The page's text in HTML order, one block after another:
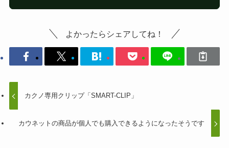
よかったらシェアしてね！
カクノ専用クリップ「SMART-CLIP」
カウネットの商品が個人でも購入できるようになったそうです